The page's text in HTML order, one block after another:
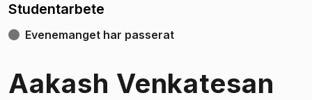
Studentarbete
Evenemanget har passerat
Aakash Venkatesan